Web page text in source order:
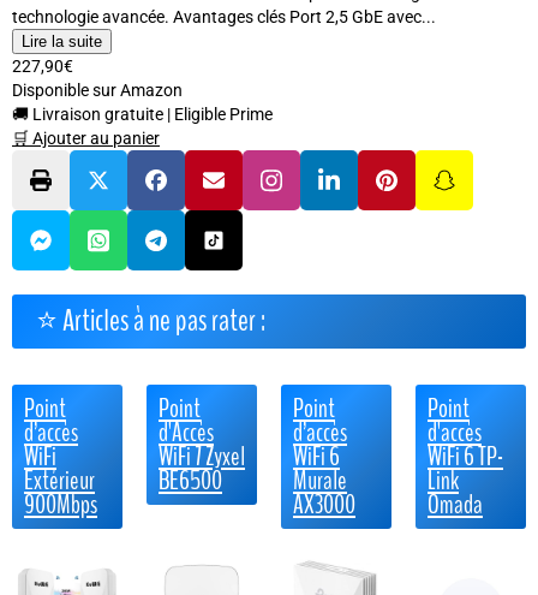
technologie avancée. Avantages clés Port 2,5 GbE avec...
Lire la suite
227,90€
Disponible sur Amazon
🚚 Livraison gratuite | Eligible Prime
🛒 Ajouter au panier
⭐ Articles à ne pas rater :
Point
d’accès
WiFi
Extérieur
900Mbps
Point
d'Accès
WiFi 7 Zyxel
BE6500
Point
d’accès
WiFi 6
Murale
AX3000
Point
d'accès
WiFi 6 TP-
Link
Omada